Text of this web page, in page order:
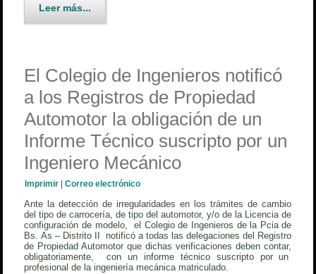
Leer más...
El Colegio de Ingenieros notificó
a los Registros de Propiedad
Automotor la obligación de un
Informe Técnico suscripto por un
Ingeniero Mecánico
Imprimir |Correo electrónico
Ante la detección de irregularidades en los trámites de cambio
del tipo de carrocería, de tipo del automotor, y/o de la Licencia de
configuración de modelo, el Colegio de Ingenieros de la Pcia de
Bs. As – Distrito II notificó a todas las delegaciones del Registro
de Propiedad Automotor que dichas verificaciones deben contar,
obligatoriamente, con un informe técnico suscripto por un
profesional de la ingeniería mecánica matriculado.